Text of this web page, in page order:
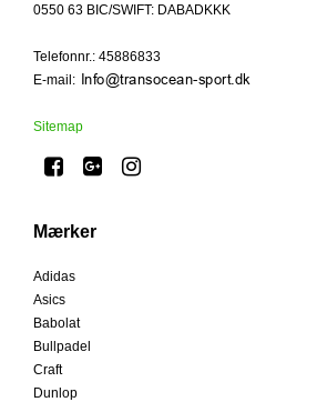
0550 63 BIC/SWIFT: DABADKKK
Telefonnr. : 45886833
E-mail:
Sitemap
Mærker
Adidas
Asics
Babolat
Bullpadel
Craft
Dunlop